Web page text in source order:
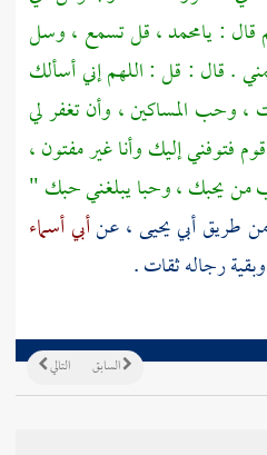
: يامحمد، قل تسمع ، وسل
. قال : قل : اللهم إني أسألك
، وحب المساكين ، وأن تغفر لي
فتوفني إليك وأنا غير مفتون ،
من يحبك ، وحبا يبلغني حبك "
طريقأبي يحيى، عنأبي أسماء
رجاله ثقات .
التالي السابق